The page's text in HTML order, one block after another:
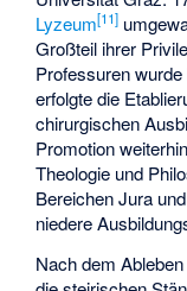
Lyzeum[11]
Großteil ihrer
Professuren
erfolgte die
chirurgischen
Promotion
Theologie und
Bereichen Jura
niedere
Nach dem